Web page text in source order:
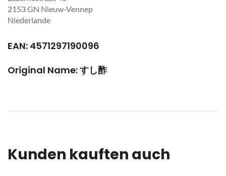
2153 GN Nieuw-Vennep
Niederlande
EAN: 4571297190096
Original Name: すし酢
Kunden kauften auch